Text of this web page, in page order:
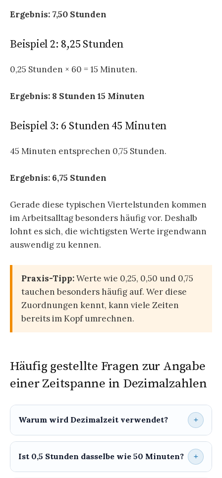
Ergebnis: 7,50 Stunden
Beispiel 2: 8,25 Stunden
0,25 Stunden × 60 = 15 Minuten.
Ergebnis: 8 Stunden 15 Minuten
Beispiel 3: 6 Stunden 45 Minuten
45 Minuten entsprechen 0,75 Stunden.
Ergebnis: 6,75 Stunden
Gerade diese typischen Viertelstunden kommen
im Arbeitsalltag besonders häufig vor. Deshalb
lohnt es sich, die wichtigsten Werte irgendwann
auswendig zu kennen.
Praxis-Tipp:Werte wie 0,25, 0,50 und 0,75
tauchen besonders häufig auf. Wer diese
Zuordnungen kennt, kann viele Zeiten
bereits im Kopf umrechnen.
Häufig gestellte Fragen zur Angabe
einer Zeitspanne in Dezimalzahlen
Warum wird Dezimalzeit verwendet?
Ist 0,5 Stunden dasselbe wie 50 Minuten?